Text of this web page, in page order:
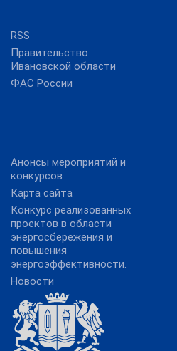
RSS
Правительство
Ивановской области
ФАС России
Анонсы мероприятий и
конкурсов
Карта сайта
Конкурс реализованных
проектов в области
энергосбережения и
повышения
энергоэффективности.
Новости